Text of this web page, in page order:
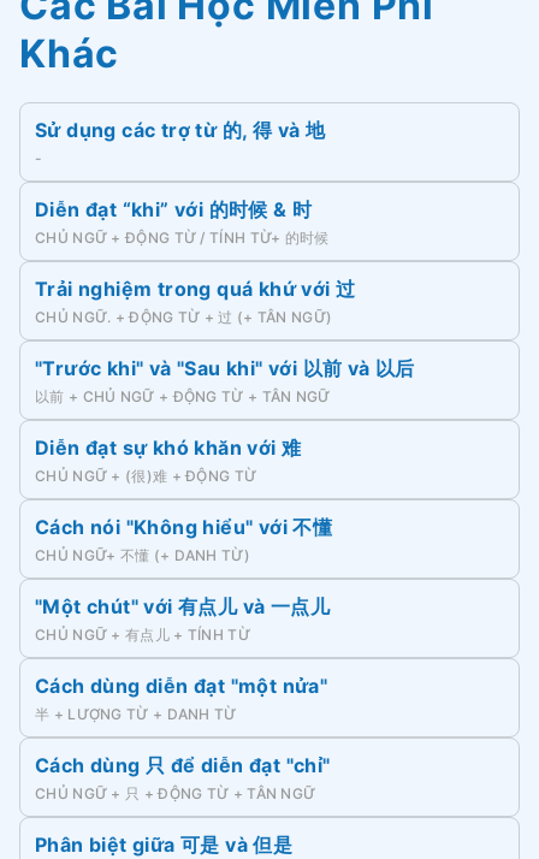
Khác
Sử dụng các trợ từ 的, 得 và 地
-
Diễn đạt “khi” với 的时候 & 时
CHỦ NGỮ + ĐỘNG TỪ / TÍNH TỪ+ 的时候
Trải nghiệm trong quá khứ với 过
CHỦ NGỮ. + ĐỘNG TỪ + 过 (+ TÂN NGỮ)
"Trước khi" và "Sau khi" với 以前 và 以后
以前 + CHỦ NGỮ + ĐỘNG TỪ + TÂN NGỮ
Diễn đạt sự khó khăn với 难
CHỦ NGỮ + (很)难 + ĐỘNG TỪ
Cách nói "Không hiểu" với 不懂
CHỦ NGỮ+ 不懂 (+ DANH TỪ)
"Một chút" với 有点儿 và 一点儿
CHỦ NGỮ + 有点儿 + TÍNH TỪ
Cách dùng diễn đạt "một nửa"
半 + LƯỢNG TỪ + DANH TỪ
Cách dùng 只 để diễn đạt "chỉ"
CHỦ NGỮ + 只 + ĐỘNG TỪ + TÂN NGỮ
Phân biệt giữa 可是 và 但是